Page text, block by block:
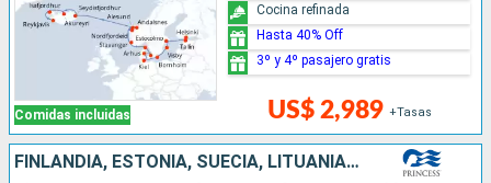
Comidas incluidas US$ 2,989 +Tasas
Cocina refinada
Hasta 40% Off
3º y 4º pasajero gratis
FINLANDIA, ESTONIA, SUECIA, LITUANIA, DINAMARCA, ALEMANIA, NORUEGA, ISLANDIA